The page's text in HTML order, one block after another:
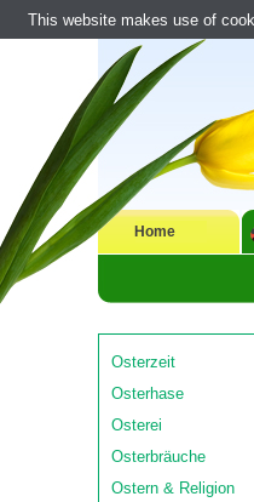
Home
Osterzeit
Osterhase
Osterei
Osterbräuche
Ostern & Religion
This website makes use of